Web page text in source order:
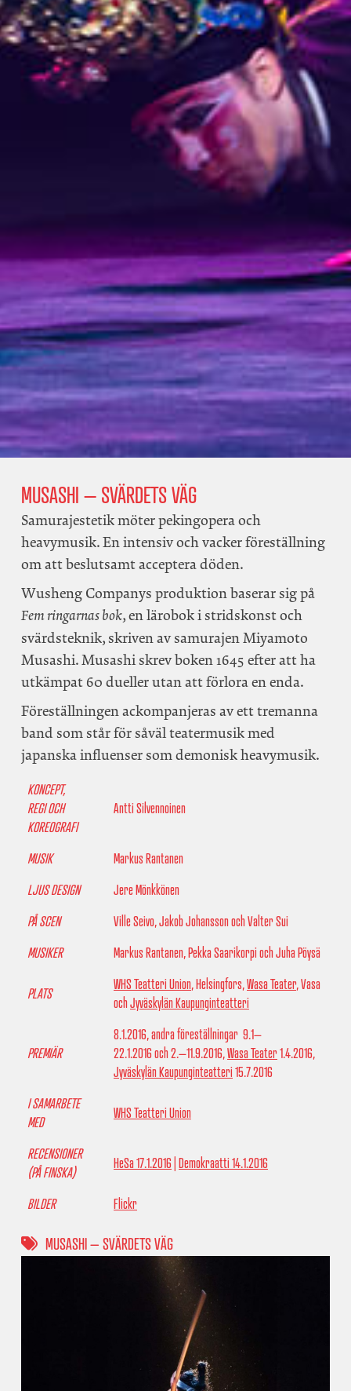
MUSASHI – SVÄRDETS VÄG
Samurajestetik möter pekingopera och
heavymusik. En intensiv och vacker föreställning
om att beslutsamt acceptera döden.
Wusheng Companys produktion baserar sig på
Fem ringarnas bok, en lärobok i stridskonst och
svärdsteknik, skriven av samurajen Miyamoto
Musashi. Musashi skrev boken 1645 efter att ha
utkämpat 60 dueller utan att förlora en enda.
Föreställningen ackompanjeras av ett tremanna
band som står för såväl teatermusik med
japanska influenser som demonisk heavymusik.
KONCEPT,
REGI OCH
KOREOGRAFI
Antti Silvennoinen
MUSIK
Markus Rantanen
LJUS DESIGN
Jere Mönkkönen
PÅ SCEN
Ville Seivo, Jakob Johansson och Valter Sui
MUSIKER
Markus Rantanen, Pekka Saarikorpi och Juha Pöysä
PLATS
WHS Teatteri Union, Helsingfors,Wasa Teater, Vasa
ochJyväskylän Kaupunginteatteri
PREMIÄR
8.1.2016, andra föreställningar 9.1–
22.1.2016 och 2.–11.9.2016,Wasa Teater1.4.2016,
Jyväskylän Kaupunginteatteri15.7.2016
I SAMARBETE
MED
WHS Teatteri Union
RECENSIONER
(PÅ FINSKA)
HeSa 17.1.2016 Demokraatti 14.1.2016
BILDER Flickr
MUSASHI – SVÄRDETS VÄG